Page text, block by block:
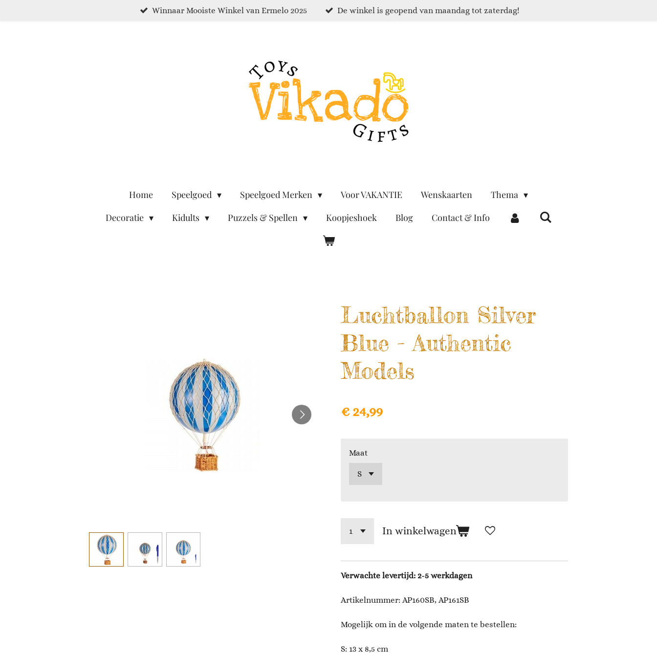
Winnaar Mooiste Winkel van Ermelo 2025 De winkel is geopend van maandag tot zaterdag!
Home Speelgoed Speelgoed Merken Voor VAKANTIE Wenskaarten
Thema
Decoratie
Kidults Puzzels & Spellen Koopjeshoek Blog Contact & Info
Luchtballon Silver
Blue - Authentic
Models
€ 24,99
Maat
In winkelwagen
Verwachte levertijd: 2-5 werkdagen
Artikelnummer: AP160SB, AP161SB
Mogelijk om in de volgende maten te bestellen:
S: 13 x 8,5 cm